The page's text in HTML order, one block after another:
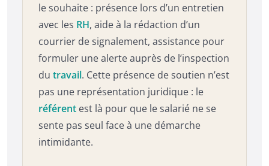
le souhaite : présence lors d’un entretien
avec les RH, aide à la rédaction d’un
courrier de signalement, assistance pour
formuler une alerte auprès de l’inspection
du travail. Cette présence de soutien n’est
pas une représentation juridique : le
référent est là pour que le salarié ne se
sente pas seul face à une démarche
intimidante.